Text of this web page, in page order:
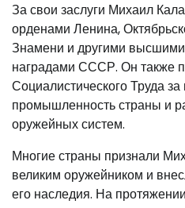
За свои заслуги Михаил
орденами Ленина,
Знамени и другими
наградами СССР. Он также
Социалистического Труда
промышленность страны и
оружейных систем.
Многие страны признали
великим оружейником и
его наследия. На